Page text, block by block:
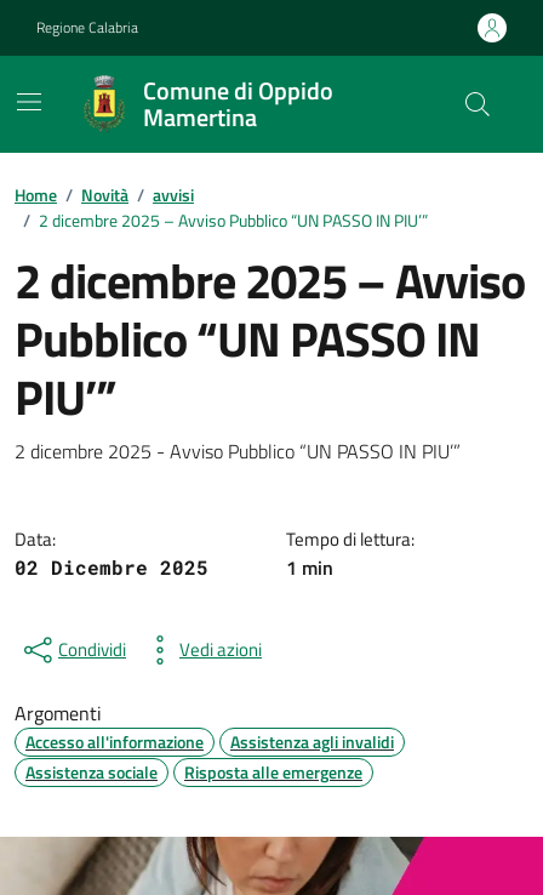
Regione Calabria
Comune di Oppido
Mamertina
Home / Novità / avvisi
/ 2 dicembre 2025 – Avviso Pubblico “UN PASSO IN PIU’”
2 dicembre 2025 – Avviso
Pubblico “UN PASSO IN
PIU’”
Dettagli della notizia
2 dicembre 2025 - Avviso Pubblico “UN PASSO IN PIU’”
Data:
02 Dicembre 2025
Tempo di lettura:
1 min
Condividi Vedi azioni
Argomenti
Accesso all'informazione
Assistenza agli invalidi
Assistenza sociale
Risposta alle emergenze